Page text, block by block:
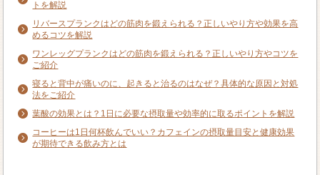
トを解説
リバースプランクはどの筋肉を鍛えられる？正しいやり方や効果を高
めるコツを解説
ワンレッグプランクはどの筋肉を鍛えられる？正しいやり方やコツを
ご紹介
寝ると背中が痛いのに、起きると治るのはなぜ？具体的な原因と対処
法をご紹介
葉酸の効果とは？1日に必要な摂取量や効率的に取るポイントを解説
コーヒーは1日何杯飲んでいい？カフェインの摂取量目安と健康効果
が期待できる飲み方とは